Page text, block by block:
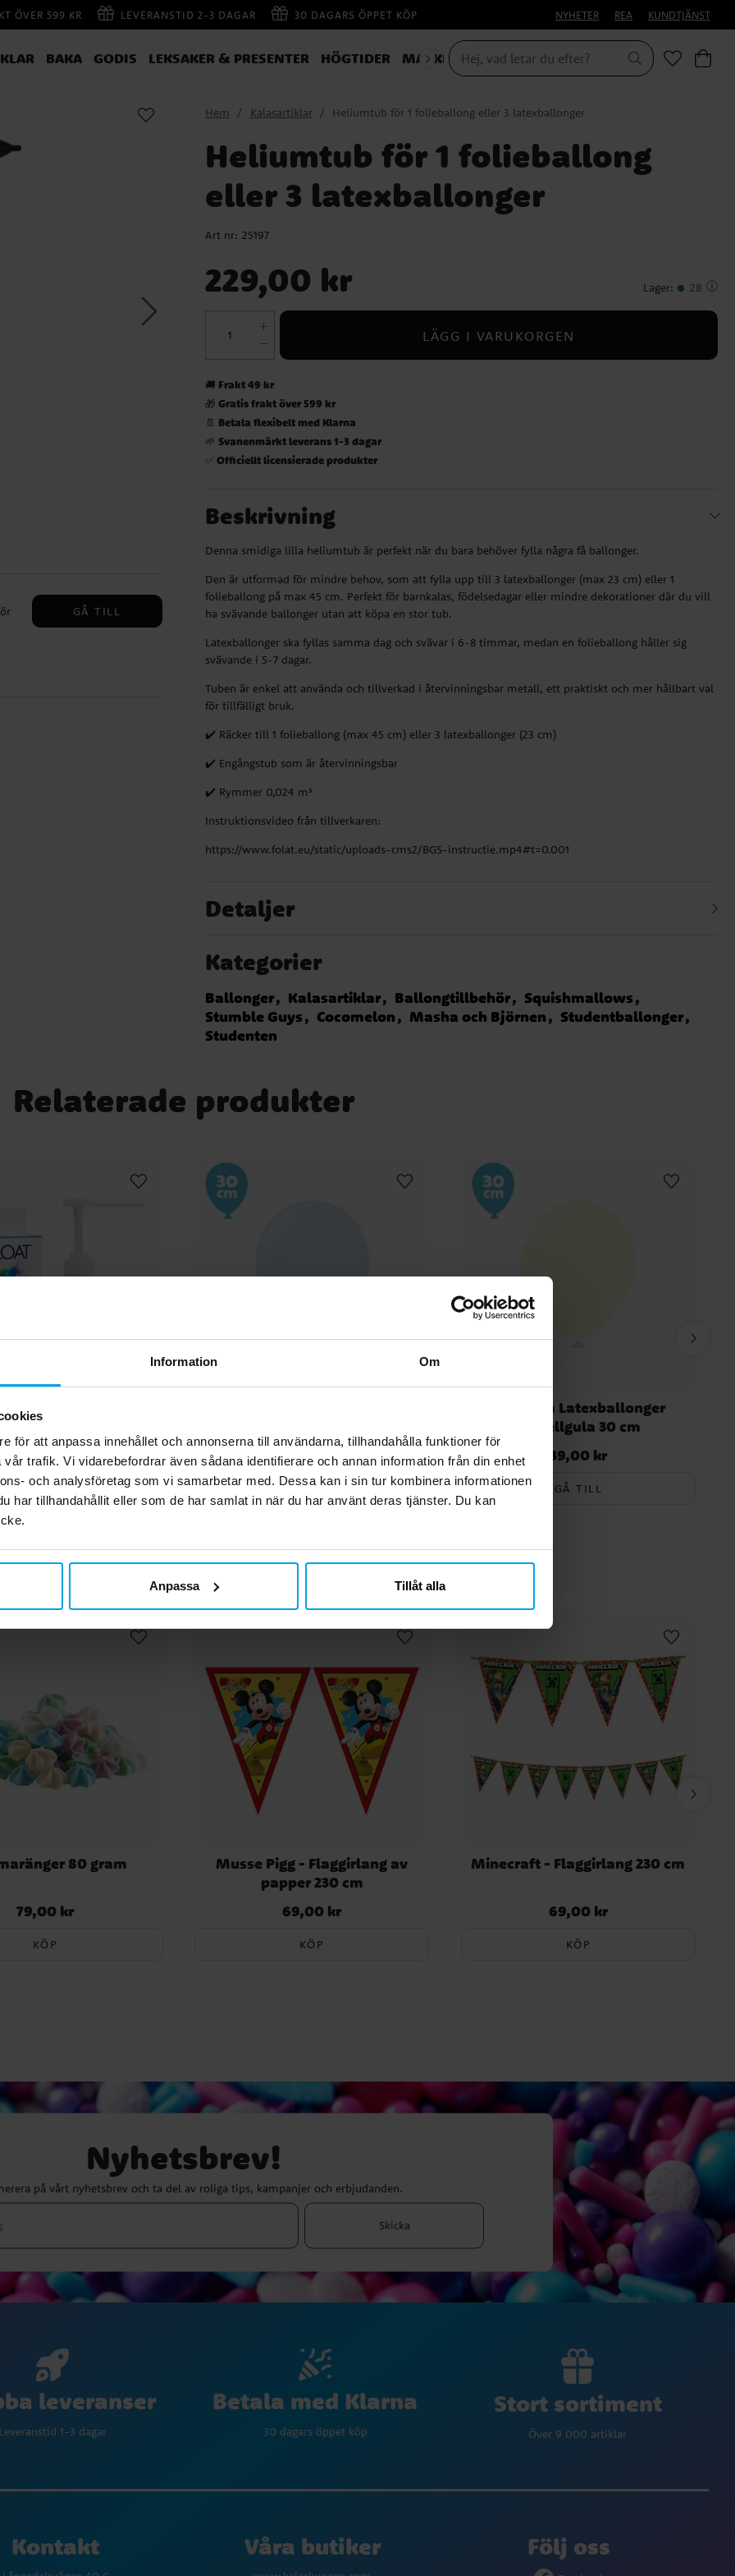
Information Om
för att anpassa innehållet och annonserna till användarna, tillhandahålla funktioner för
trafik. Vi vidarebefordrar även sådana identifierare och annan information från din enhet
och analysföretag som vi samarbetar med. Dessa kan i sin tur kombinera informationen
har tillhandahållit eller som de har samlat in när du har använt deras tjänster. Du kan
Anpassa Tillåt alla
ÖVER 599 KR LEVERANSTID 2-3 DAGAR 30 DAGARS ÖPPET KÖP NYHETER REA KUNDTJÄNST
BAKA GODIS LEKSAKER & PRESENTER HÖGTIDER MASKERAD
GÅ TILL
Hem Kalasartiklar Heliumtub för 1 folieballong eller 3 latexballonger
Heliumtub för 1 folieballong
eller 3 latexballonger
Art nr: 25197
229,00 kr Lager: 28
LÄGG I VARUKORGEN
🚚 Frakt 49 kr
🎁Gratis frakt över 599 kr
📄 Betala flexibelt med Klarna
🌱Svanenmärkt leverans 1-3 dagar
✅Officiellt licensierade produkter
Beskrivning
Denna smidiga lilla heliumtub är perfekt när du bara behöver fylla några få ballonger.
Den är utformad för mindre behov, som att fylla upp till 3 latexballonger (max 23 cm) eller 1
folieballong på max 45 cm. Perfekt för barnkalas, födelsedagar eller mindre dekorationer där du vill
ha svävande ballonger utan att köpa en stor tub.
Latexballonger ska fyllas samma dag och svävar i 6-8 timmar, medan en folieballong håller sig
svävande i 5-7 dagar.
Tuben är enkel att använda och tillverkad i återvinningsbar metall, ett praktiskt och mer hållbart val
för tillfälligt bruk.
✔️ Räcker till 1 folieballong (max 45 cm) eller 3 latexballonger (23 cm)
✔️ Engångstub som är återvinningsbar
✔️ Rymmer 0,024 m³
Instruktionsvideo från tillverkaren:
https://www.folat.eu/static/uploads-cms2/BGS-instructie.mp4#t=0.001
Detaljer
Kategorier
Ballonger Kalasartiklar Ballongtillbehör
Squishmallows
Stumble Guys
Cocomelon Masha och Björnen
Studentballonger
Studenten
Relaterade produkter
Hi-Float Kit
Pris : 129,00 kr
129,00 kr
GÅ TILL
Pris 39,00 kr
39,00 kr
GÅ TILL
Premium Latexballonger
Pastellgula 30 cm
Pris:39,00 kr
39,00 kr
GÅ TILL
Andra köpte även
80 gram
Pris:79,00 kr
79,00 kr
KÖP
Musse Pigg - Flaggirlang av
papper 230 cm
Pris:69,00 kr
69,00 kr
KÖP
Minecraft - Flaggirlang 230 cm
Pris:69,00 kr
69,00 kr
KÖP
Nyhetsbrev!
på vårt nyhetsbrev och ta del av roliga tips, kampanjer och erbjudanden.
Skicka
leveranser
Leveranstid 1-3 dagar
Betala med Klarna
30 dagars öppet köp
Stort sortiment
Över 9 000 artiklar
Kontakt Våra butiker Följ oss